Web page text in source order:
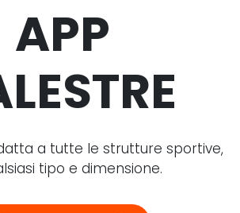
APP
a tutte le strutture sportive,
tipo e dimensione.